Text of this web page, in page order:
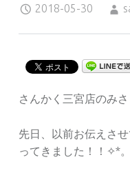
2018-05-30
さんかく三宮店のみ
先日、以前お伝えさ
ってきました！！✧︎*。